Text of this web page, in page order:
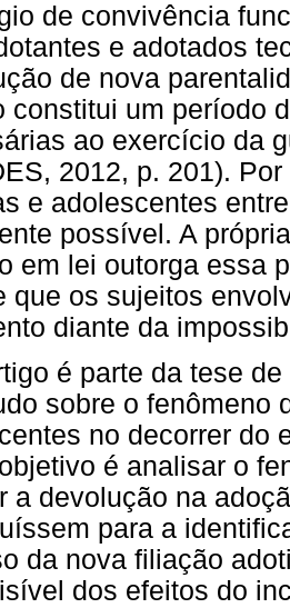
de convivência
e adotados
de nova
constitui um período
ao exercício da
2012, p. 201).
e adolescentes
possível. A
em lei outorga essa
que os sujeitos
diante da
é parte da tese
sobre o fenômeno
no decorrer do
é analisar o
a devolução na
para a
da nova filiação
dos efeitos do